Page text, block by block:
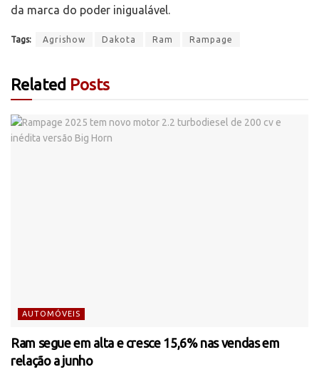
da marca do poder inigualável.
Tags: Agrishow Dakota Ram Rampage
Related Posts
AUTOMÓVEIS
Ram segue em alta e cresce 15,6% nas vendas em
relação a junho